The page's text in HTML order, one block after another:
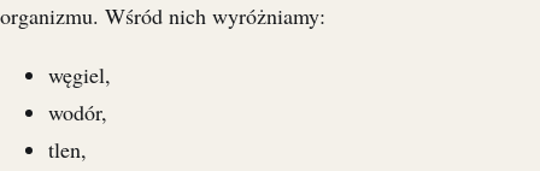
organizmu. Wśród nich wyróżniamy:
węgiel,
wodór,
tlen,